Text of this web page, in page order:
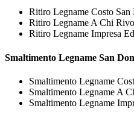
Ritiro Legname Costo San
Ritiro Legname A Chi
Ritiro Legname Impresa
Smaltimento Legname San
Smaltimento Legname
Smaltimento Legname A
Smaltimento Legname